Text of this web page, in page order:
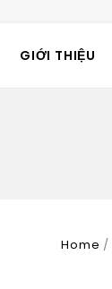
GIỚI THIỆU
Home /